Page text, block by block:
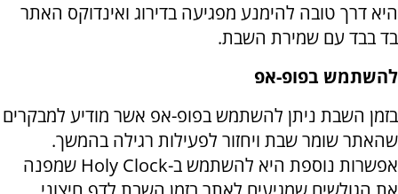
היא דרך טובה להימנע מפגיעה בדירוג ואינדוקס האתר
בד בבד עם שמירת השבת.
להשתמש בפופ-אפ
בזמן השבת ניתן להשתמש בפופ-אפ אשר מודיע למבקרים
שהאתר שומר שבת ויחזור לפעילות רגילה בהמשך.
אפשרות נוספת היא להשתמש ב-Holy Clock שמפנה